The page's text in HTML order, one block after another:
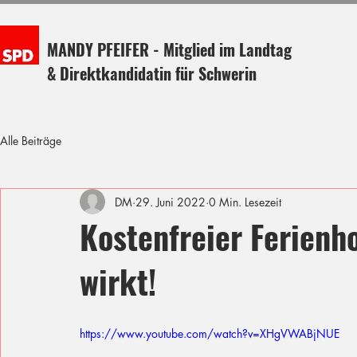
MANDY PFEIFER - Mitglied im Landtag
& Direktkandidatin für Schwerin
Alle Beiträge
Kostenfreier
wirkt!
DM 29. Juni 2022 0 Min. Lesezeit
https://www.youtube.com/watch?v=XHgVWABjNUE